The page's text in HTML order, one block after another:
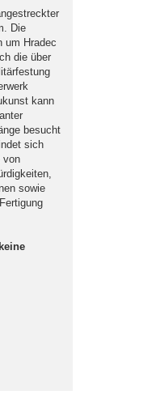
Die
um Hradec
die über
kann
besucht
sich
von
sowie
keine